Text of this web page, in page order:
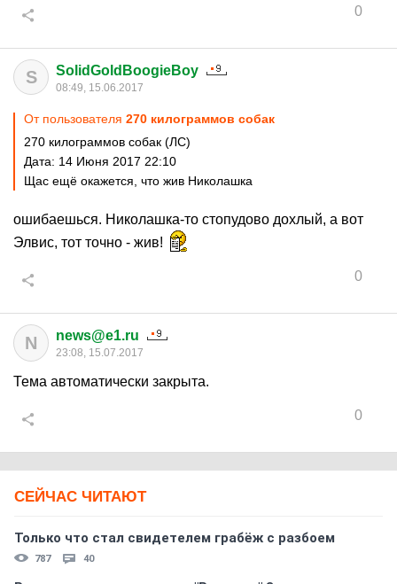
0
S SolidGoldBoogieBoy
08:49, 15.06.2017
От пользователя 270 килограммов собак
270 килограммов собак (ЛС)
Дата: 14 Июня 2017 22:10
Щас ещё окажется, что жив Николашка
ошибаешься. Николашка-то стопудово дохлый, а вот
Элвис, тот точно - жив!
0
N news@e1.ru
23:08, 15.07.2017
Тема автоматически закрыта.
0
СЕЙЧАС ЧИТАЮТ
Только что стал свидетелем грабёж с разбоем
787 40